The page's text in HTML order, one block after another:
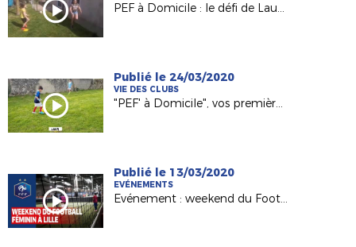
PEF à Domicile : le défi de Laura (U6 à La Gaubretière) !
Publié le 24/03/2020
VIE DES CLUBS
"PEF' à Domicile", vos premières vidéos !
Publié le 13/03/2020
EVÉNEMENTS
Evénement : weekend du Football Féminin